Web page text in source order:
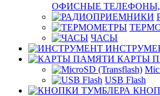
ОФИСНЫЕ
ЧАСЫ
КАРТЫ
USB Flash